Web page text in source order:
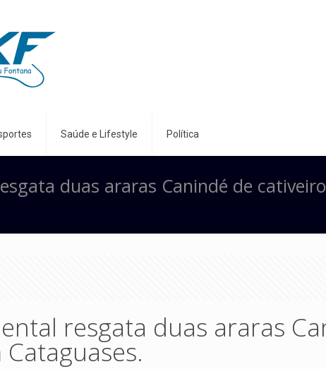
Saúde e Lifestyle Política
duas araras Canindé de
resgata duas araras